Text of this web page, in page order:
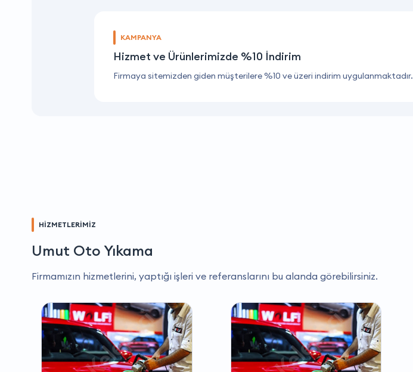
KAMPANYA
Hizmet ve Ürünlerimizde %10 İndirim
Firmaya sitemizden giden müşterilere %10 ve üzeri indirim uygulanmaktadır.
HİZMETLERİMİZ
Umut Oto Yıkama
Firmamızın hizmetlerini, yaptığı işleri ve referanslarını bu alanda görebilirsiniz.